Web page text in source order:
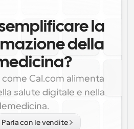
la
della
come Cal.com alimenta
salute digitale e nella
Parla con le vendite